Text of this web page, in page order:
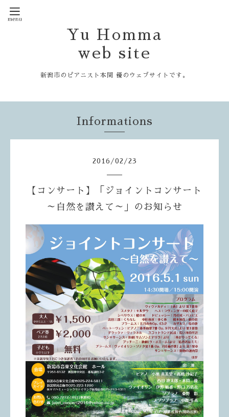
Yu Homma
web site
新潟市のピアニスト本間 優のウェブサイトです。
Informations
2016 /02 /23
【コンサート】「ジョイントコンサート
～自然を讃えて～」のお知らせ